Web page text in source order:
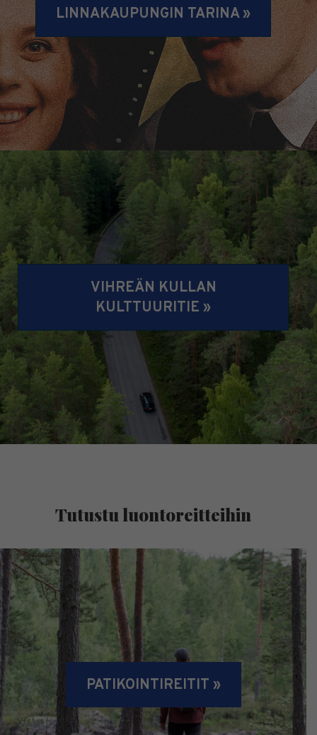
LINNAKAUPUNGIN TARINA »
VIHREÄN KULLAN
KULTTUURITIE »
Tutustu luontoreitteihin
PATIKOINTIREITIT »